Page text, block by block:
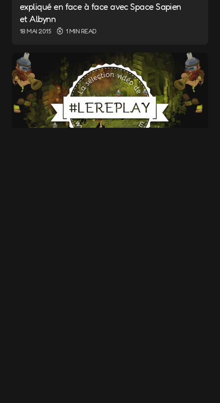
Name*
E-mail
Save my name and e-mail in this browser for
the next time I comment.
expliqué en face à face avec Space Sapien
et Albynn
18 MAI 2015 1 MIN READ